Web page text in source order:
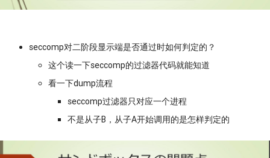
seccomp对二阶段显示端是否通过时如何判定的？
这个读一下seccomp的过滤器代码就能知道
看一下dump流程
seccomp过滤器只对应一个进程
不是从子B，从子A开始调用的是怎样判定的